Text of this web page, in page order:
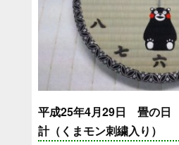
平成25年4月29日 畳の
計（くまモン刺繍入り）